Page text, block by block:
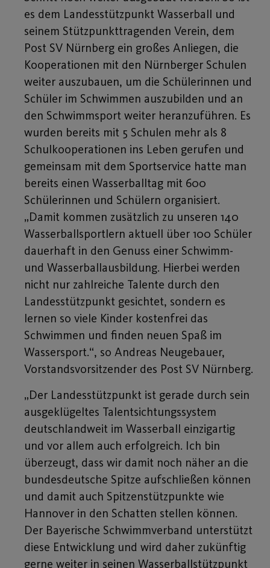
es dem Landesstützpunkt Wasserball und
seinem Stützpunkttragenden Verein, dem
Post SV Nürnberg ein großes Anliegen, die
Kooperationen mit den Nürnberger Schulen
weiter auszubauen, um die Schülerinnen und
Schüler im Schwimmen auszubilden und an
den Schwimmsport weiter heranzuführen. Es
wurden bereits mit 5 Schulen mehr als 8
Schulkooperationen ins Leben gerufen und
gemeinsam mit dem Sportservice hatte man
bereits einen Wasserballtag mit 600
Schülerinnen und Schülern organisiert.
„Damit kommen zusätzlich zu unseren 140
Wasserballsportlern aktuell über 100 Schüler
dauerhaft in den Genuss einer Schwimm-
und Wasserballausbildung. Hierbei werden
nicht nur zahlreiche Talente durch den
Landesstützpunkt gesichtet, sondern es
lernen so viele Kinder kostenfrei das
Schwimmen und finden neuen Spaß im
Wassersport.“, so Andreas Neugebauer,
Vorstandsvorsitzender des Post SV Nürnberg.
„Der Landesstützpunkt ist gerade durch sein
ausgeklügeltes Talentsichtungssystem
deutschlandweit im Wasserball einzigartig
und vor allem auch erfolgreich. Ich bin
überzeugt, dass wir damit noch näher an die
bundesdeutsche Spitze aufschließen können
und damit auch Spitzenstützpunkte wie
Hannover in den Schatten stellen können.
Der Bayerische Schwimmverband unterstützt
diese Entwicklung und wird daher zukünftig
gerne weiter in seinen Wasserballstützpunkt